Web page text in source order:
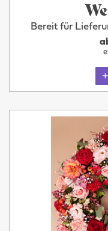
Bereit für